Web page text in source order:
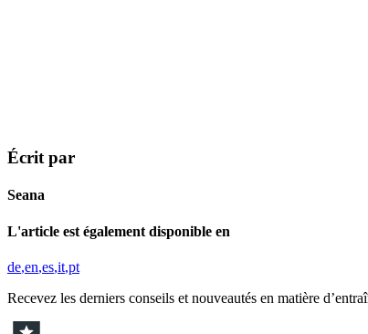
Écrit par
Seana
L'article est également disponible en
de en es it pt
Recevez les derniers conseils et nouveautés en matière